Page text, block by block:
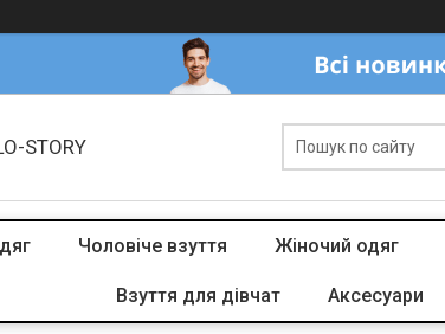
STORY
Чоловіче взуття Жіночий одяг
Взуття для дівчат Аксесуари